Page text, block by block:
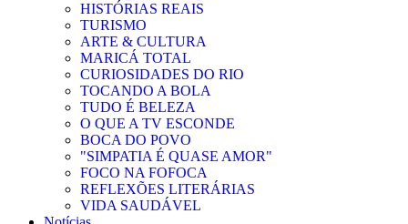
HISTÓRIAS REAIS
TURISMO
ARTE & CULTURA
MARICÁ TOTAL
CURIOSIDADES DO RIO
TOCANDO A BOLA
TUDO É BELEZA
O QUE A TV ESCONDE
BOCA DO POVO
"SIMPATIA É QUASE AMOR"
FOCO NA FOFOCA
REFLEXÕES LITERÁRIAS
VIDA SAUDÁVEL